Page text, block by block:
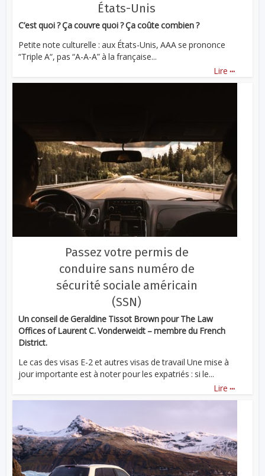
États-Unis
C’est quoi ? Ça couvre quoi ? Ça coûte combien ?
Petite note culturelle : aux États-Unis, AAA se prononce
“Triple A“, pas “A-A-A” à la française...
Lire ...
Passez votre permis de
conduire sans numéro de
sécurité sociale américain
(SSN)
Un conseil de Geraldine Tissot Brown pour The Law
Offices of Laurent C. Vonderweidt – membre du French
District.
Le cas des visas E-2 et autres visas de travail Une mise à
jour importante est à noter pour les expatriés : si le...
Lire ...